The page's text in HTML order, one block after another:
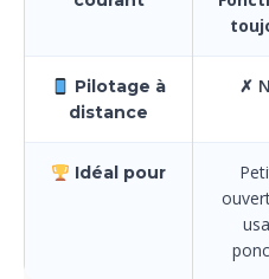
Pilotage à
distance
✗
Idéal pour